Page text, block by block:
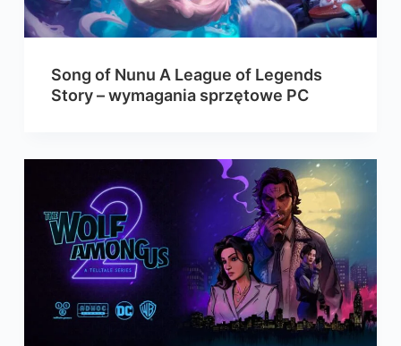
Song of Nunu A League of Legends
Story – wymagania sprzętowe PC